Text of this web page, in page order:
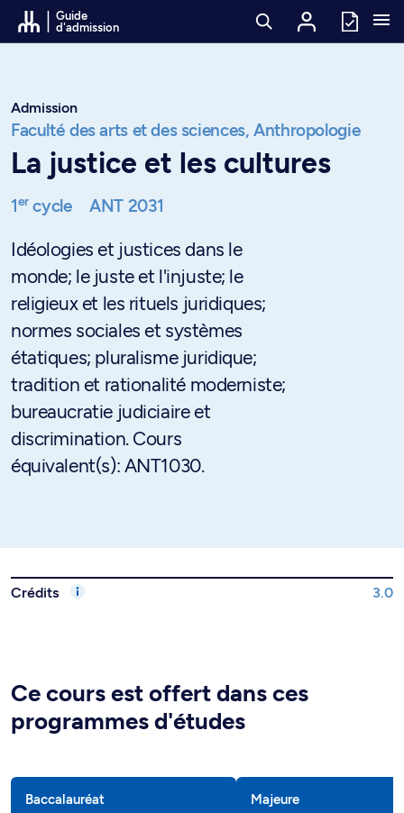
Passer au contenu
Guide
d'admission
Admission
Faculté des arts et des sciences, Anthropologie
La justice et les cultures
1ercycle ANT 2031
Idéologies et justices dans le
monde; le juste et l'injuste; le
religieux et les rituels juridiques;
normes sociales et systèmes
étatiques; pluralisme juridique;
tradition et rationalité moderniste;
bureaucratie judiciaire et
discrimination. Cours
équivalent(s): ANT1030.
Crédits 3.0
Ce cours est offert dans ces
programmes d'études
Baccalauréat Majeure